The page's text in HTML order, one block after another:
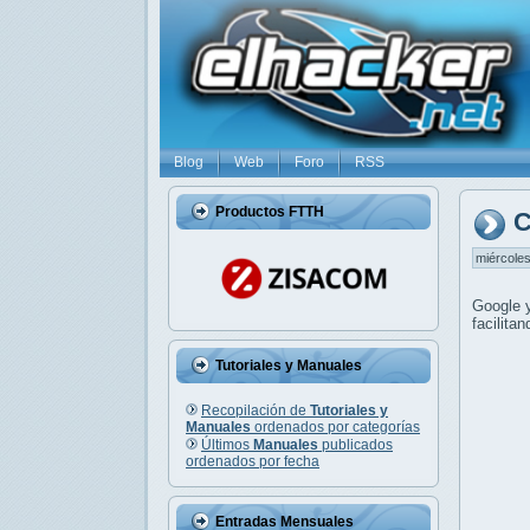
Blog Web Foro RSS
Productos FTTH
Tutoriales y Manuales
Recopilación de Tutoriales y
Manuales ordenados por categorías
Últimos Manuales publicados
ordenados por fecha
Entradas Mensuales
Google